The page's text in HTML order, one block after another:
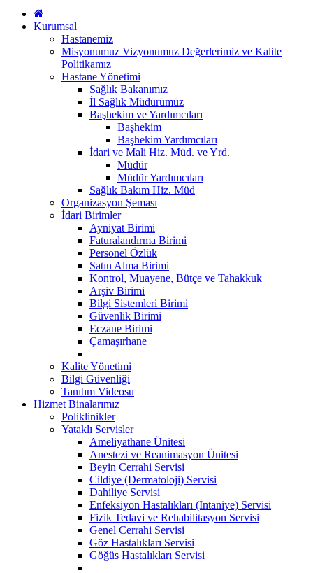
Kurumsal
Hastanemiz
Misyonumuz Vizyonumuz Değerlerimiz ve Kalite
Politikamız
Hastane Yönetimi
Sağlık Bakanımız
İl Sağlık Müdürümüz
Başhekim ve Yardımcıları
Başhekim
Başhekim Yardımcıları
İdari ve Mali Hiz. Müd. ve Yrd.
Müdür
Müdür Yardımcıları
Sağlık Bakım Hiz. Müd
Organizasyon Şeması
İdari Birimler
Ayniyat Birimi
Faturalandırma Birimi
Personel Özlük
Satın Alma Birimi
Kontrol, Muayene, Bütçe ve Tahakkuk
Arşiv Birimi
Bilgi Sistemleri Birimi
Güvenlik Birimi
Eczane Birimi
Çamaşırhane
Kalite Yönetimi
Bilgi Güvenliği
Tanıtım Videosu
Hizmet Binalarımız
Poliklinikler
Yataklı Servisler
Ameliyathane Ünitesi
Anestezi ve Reanimasyon Ünitesi
Beyin Cerrahi Servisi
Cildiye (Dermatoloji) Servisi
Dahiliye Servisi
Enfeksiyon Hastalıkları (İntaniye) Servisi
Fizik Tedavi ve Rehabilitasyon Servisi
Genel Cerrahi Servisi
Göz Hastalıkları Servisi
Göğüs Hastalıkları Servisi